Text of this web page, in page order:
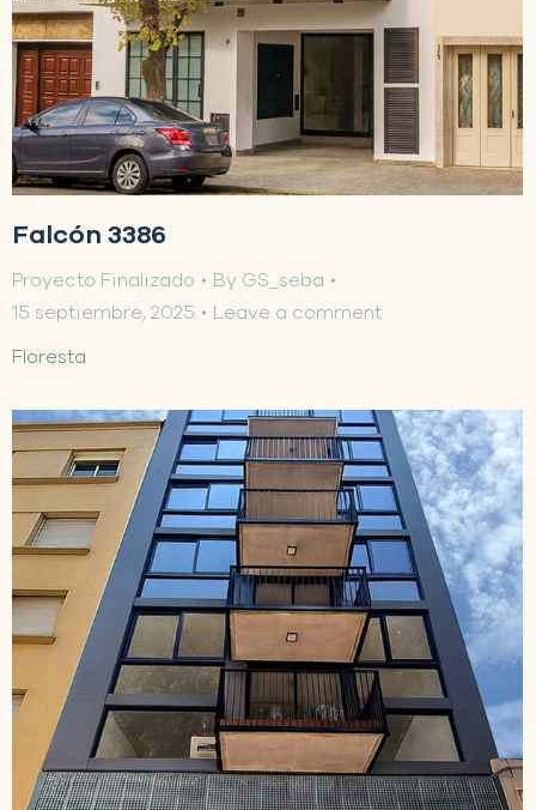
Falcón 3386
Proyecto Finalizado By GS_seba
15 septiembre, 2025
Leave a comment
Floresta